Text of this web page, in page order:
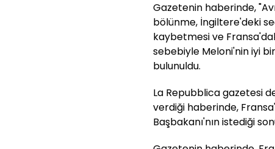
Gazetenin haberinde,
bölünme, İngiltere'deki
kaybetmesi ve
sebebiyle Meloni'nin iyi
bulunuldu.
La Repubblica gazetesi
verdiği haberinde,
Başbakanı'nın istediği